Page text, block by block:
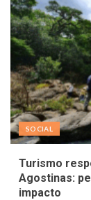
SOCIAL
Turismo
Agostinas:
impacto